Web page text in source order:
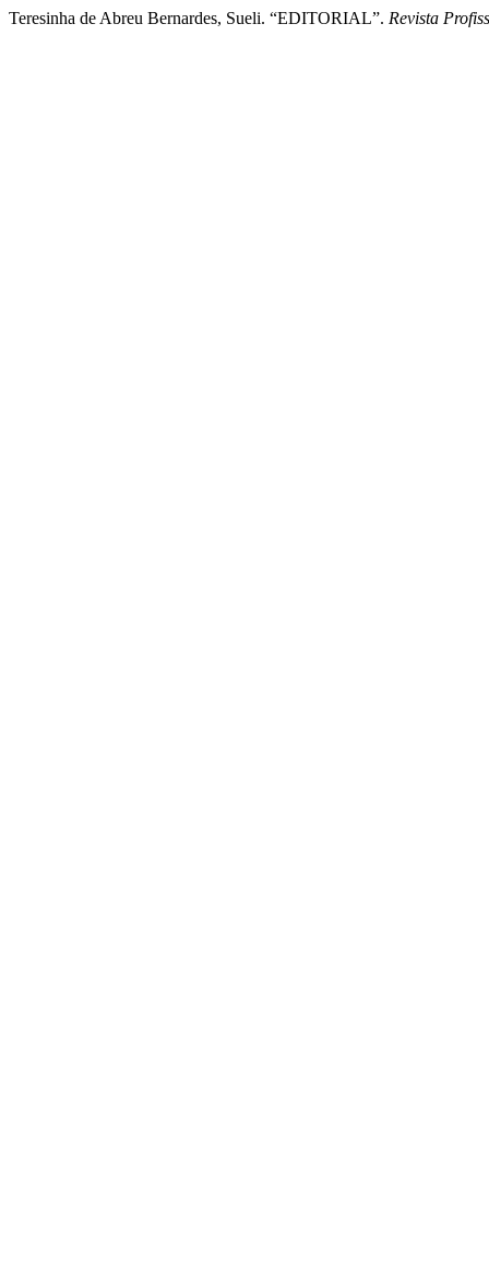
Teresinha de Abreu Bernardes, Sueli. “EDITORIAL”. Revista